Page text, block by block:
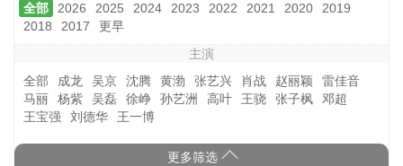
全部
2026 2025 2024 2023 2022 2021 2020
2019
2018
2017
更早
主演
全部
成龙 吴京 沈腾 黄渤 张艺兴 肖战 赵丽颖
雷佳音
马丽
杨紫 吴磊 徐峥 孙艺洲 高叶 王骁 张子枫
邓超
王宝强
刘德华 王一博
更多筛选